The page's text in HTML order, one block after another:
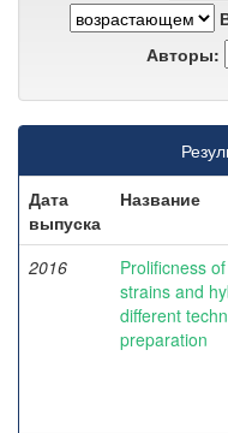
Авторы:
Дата
выпуска
Название
2016
Prolificness
strains and
different
preparation